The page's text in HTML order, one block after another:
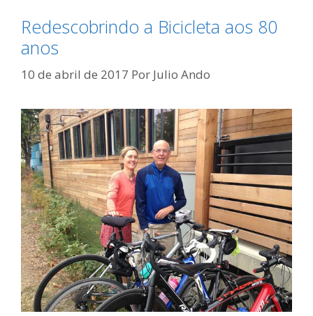
Redescobrindo a Bicicleta aos 80
anos
10 de abril de 2017 Por Julio Ando